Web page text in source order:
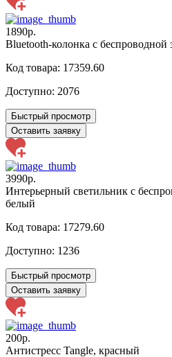
1890р.
Bluetooth-колонка с беспроводной
Код товара: 17359.60
Доступно: 2076
Быстрый просмотр
Оставить заявку
3990р.
Интерьерный светильник с
белый
Код товара: 17279.60
Доступно: 1236
Быстрый просмотр
Оставить заявку
200р.
Антистресс Tangle, красный